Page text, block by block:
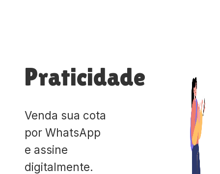
Praticidade
Venda sua cota
por WhatsApp
e assine
digitalmente.